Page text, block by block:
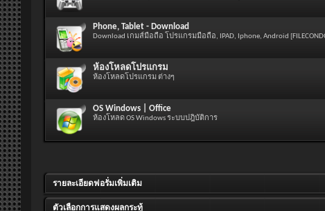
Phone, Tablet - Download
Download เกมส์มือถือ โปรแกรมมือถือ, IPAD, Iphone, Android
ห้องโหลดโปรแกรม
ห้องโหลดโปรแกรม ต่างๆ
OS Windows | Office
ห้องโหลด OS Windows ระบบปฎิบัติการ
รายละเอียดฟอรั่มเพิ่มเติม
ตัวเลือกการแสดงผลกระทู้